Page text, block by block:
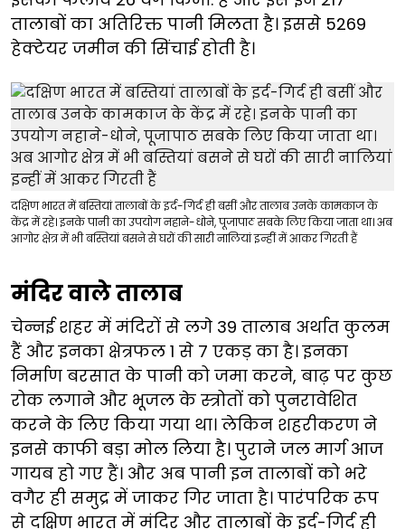
तालाबों का अतिरिक्त पानी मिलता है। इससे 5269
हेक्टेयर जमीन की सिंचाई होती है।
दक्षिण भारत में बस्तियां तालाबों के इर्द-गिर्द ही बसीं और तालाब उनके कामकाज के
केंद्र में रहे। इनके पानी का उपयोग नहाने-धोने, पूजापाठ सबके लिए किया जाता था। अब
आगोर क्षेत्र में भी बस्तियां बसने से घरों की सारी नालियां इन्हीं में आकर गिरती हैं
मंदिर वाले तालाब
चेन्नई शहर में मंदिरों से लगे 39 तालाब अर्थात कुलम
हैं और इनका क्षेत्रफल 1 से 7 एकड़ का है। इनका
निर्माण बरसात के पानी को जमा करने, बाढ़ पर कुछ
रोक लगाने और भूजल के स्त्रोतों को पुनरावेशित
करने के लिए किया गया था। लेकिन शहरीकरण ने
इनसे काफी बड़ा मोल लिया है। पुराने जल मार्ग आज
गायब हो गए हैं। और अब पानी इन तालाबों को भरे
वगैर ही समुद्र में जाकर गिर जाता है। पारंपरिक रूप
से दक्षिण भारत में मंदिर और तालाबों के इर्द-गिर्द ही